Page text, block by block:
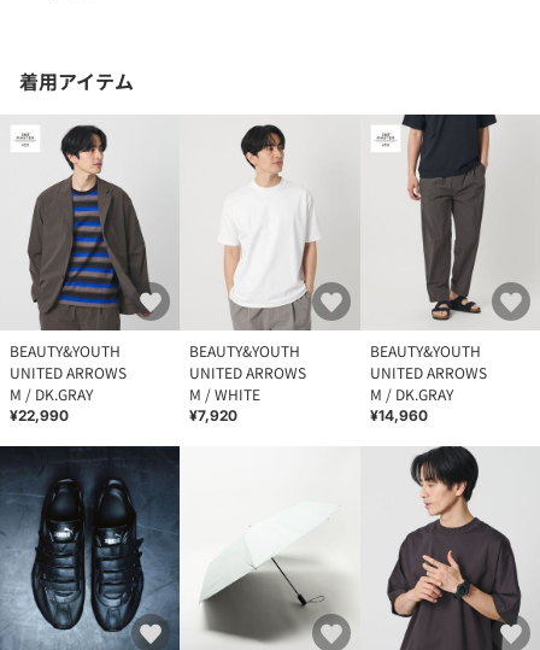
着用アイテム
BEAUTY&YOUTH
UNITED ARROWS
M / DK.GRAY
¥22,990
BEAUTY&YOUTH
UNITED ARROWS
M / WHITE
¥7,920
BEAUTY&YOUTH
UNITED ARROWS
M / DK.GRAY
¥14,960